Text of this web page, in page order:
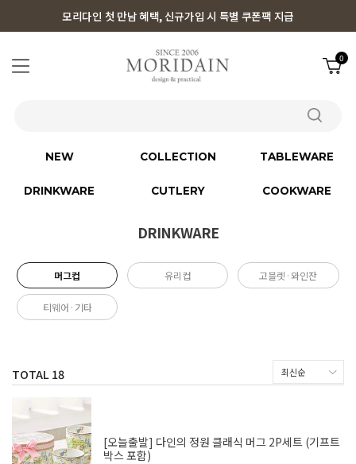
모리다인 첫 만남 혜택, 신규가입 시 특별 쿠폰팩 지급
0
NEW COLLECTION TABLEWARE
DRINKWARE CUTLERY COOKWARE
DRINKWARE
머그컵 유리컵 고블렛·와인잔
티웨어·기타
TOTAL 18
[오늘출발] 다인의 정원 클래식 머그 2P세트 (기프트
박스 포함)